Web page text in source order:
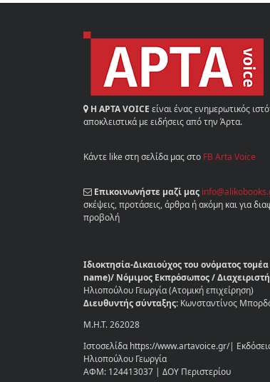
Η ΑΡΤΑ VOICE είναι ένας ενημερωτικός
αποκλειστικά με ειδήσεις από την Άρτα.
Κάντε like στη σελίδα μας στο FB Arta Voice
Επικοινωνήστε μαζί μας
σκέψεις, προτάσεις, άρθρα ή ακόμη και για
προβολή
Ιδιοκτησία-Δικαιούχος του ονόματος
name)/ Νόμιμος Εκπρόσωπος /
Ηλιοπούλου Γεωργία (Ατομική επιχείρηση)
Διευθυντής σύνταξης: Κωνσταντίνος
Μ.Η.Τ. 262028
Ιστοσελίδα https://www.artavoice.gr/|
Ηλιοπούλου Γεωργία
ΑΦΜ: 124413037 | ΔΟΥ Περιστερίου